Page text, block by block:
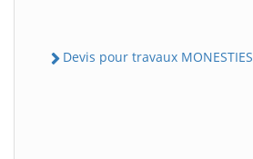
Devis pour travaux MONESTIES